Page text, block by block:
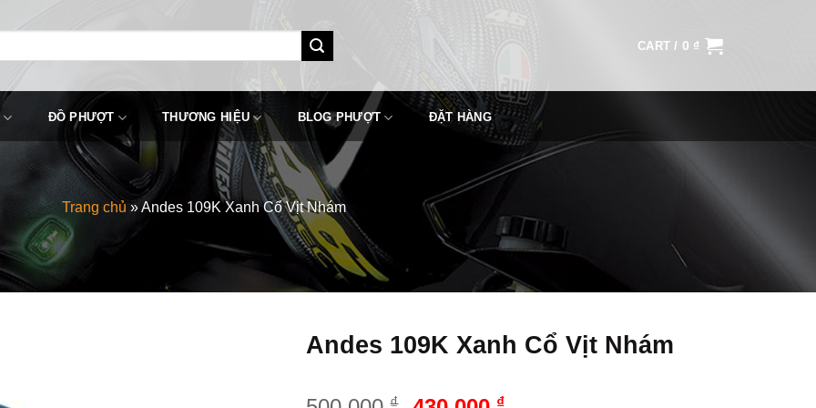
CART / 0 ₫
ĐỒ PHƯỢT THƯƠNG HIỆU BLOG PHƯỢT ĐẶT HÀNG
Trang chủ »Andes 109K Xanh Cổ Vịt Nhám
Andes 109K Xanh Cổ Vịt Nhám
₫ ₫